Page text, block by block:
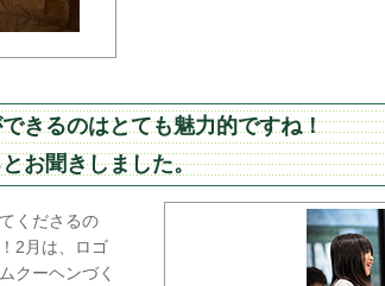
きるのはとても魅力的ですね！
お聞きしました。
くださるの
2月は、ロゴ
クーヘンづく